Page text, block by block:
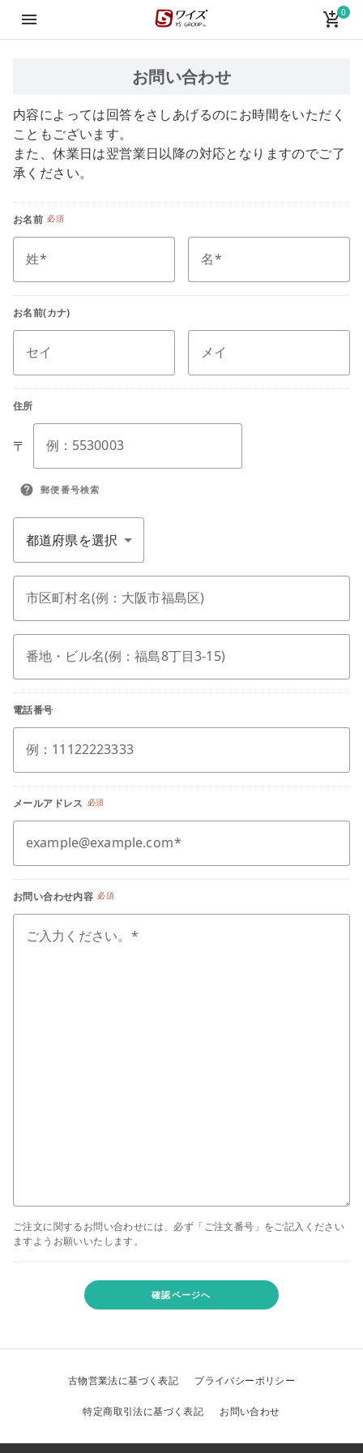
menu add_shopping_cart0
お問い合わせ
内容によっては回答をさしあげるのにお時間をいただく
こともございます。
また、休業日は翌営業日以降の対応となりますのでご了
承ください。
お名前 必須
姓 名
お名前(カナ)
セイ メイ
住所
〒 例：5530003
help 郵便番号検索
市区町村名(例：大阪市福島区)
番地・ビル名(例：福島8丁目3-15)
電話番号
例：11122223333
メールアドレス 必須
example@example.com
お問い合わせ内容 必須
ご入力ください。
ご注文に関するお問い合わせには、必ず「ご注文番号」をご記入ください
ますようお願いいたします。
確認ページへ
古物営業法に基づく表記 プライバシーポリシー
特定商取引法に基づく表記 お問い合わせ